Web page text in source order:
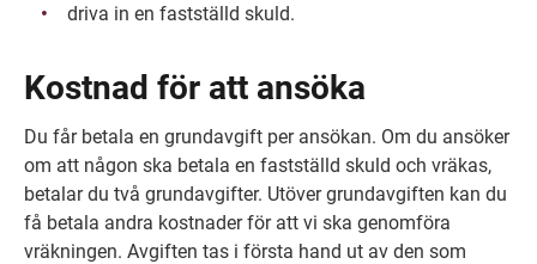
driva in en fastställd skuld.
Kostnad för att ansöka
Du får betala en grundavgift per ansökan. Om du ansöker
om att någon ska betala en fastställd skuld och vräkas,
betalar du två grundavgifter. Utöver grundavgiften kan du
få betala andra kostnader för att vi ska genomföra
vräkningen. Avgiften tas i första hand ut av den som